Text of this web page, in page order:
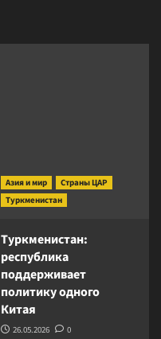
Азия и мир
Страны ЦАР
Туркменистан
Туркменистан:
республика
поддерживает
политику одного
Китая
26.05.2026 0